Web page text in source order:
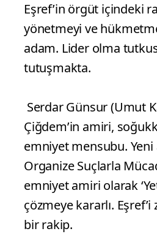
Eşref’in örgüt içindeki
yönetmeyi ve
adam. Lider olma
tutuşmakta.
Serdar Günsur (Umut
Çiğdem’in amiri,
emniyet mensubu. Yeni
Organize Suçlarla
emniyet amiri olarak
çözmeye kararlı. Eşref’i
bir rakip.